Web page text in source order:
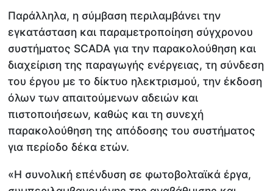
Παράλληλα, η σύμβαση περιλαμβάνει την
εγκατάσταση και παραμετροποίηση σύγχρονου
συστήματος SCADA για την παρακολούθηση και
διαχείριση της παραγωγής ενέργειας, τη σύνδεση
του έργου με το δίκτυο ηλεκτρισμού, την έκδοση
όλων των απαιτούμενων αδειών και
πιστοποιήσεων, καθώς και τη συνεχή
παρακολούθηση της απόδοσης του συστήματος
για περίοδο δέκα ετών.
«Η συνολική επένδυση σε φωτοβολταϊκά έργα,